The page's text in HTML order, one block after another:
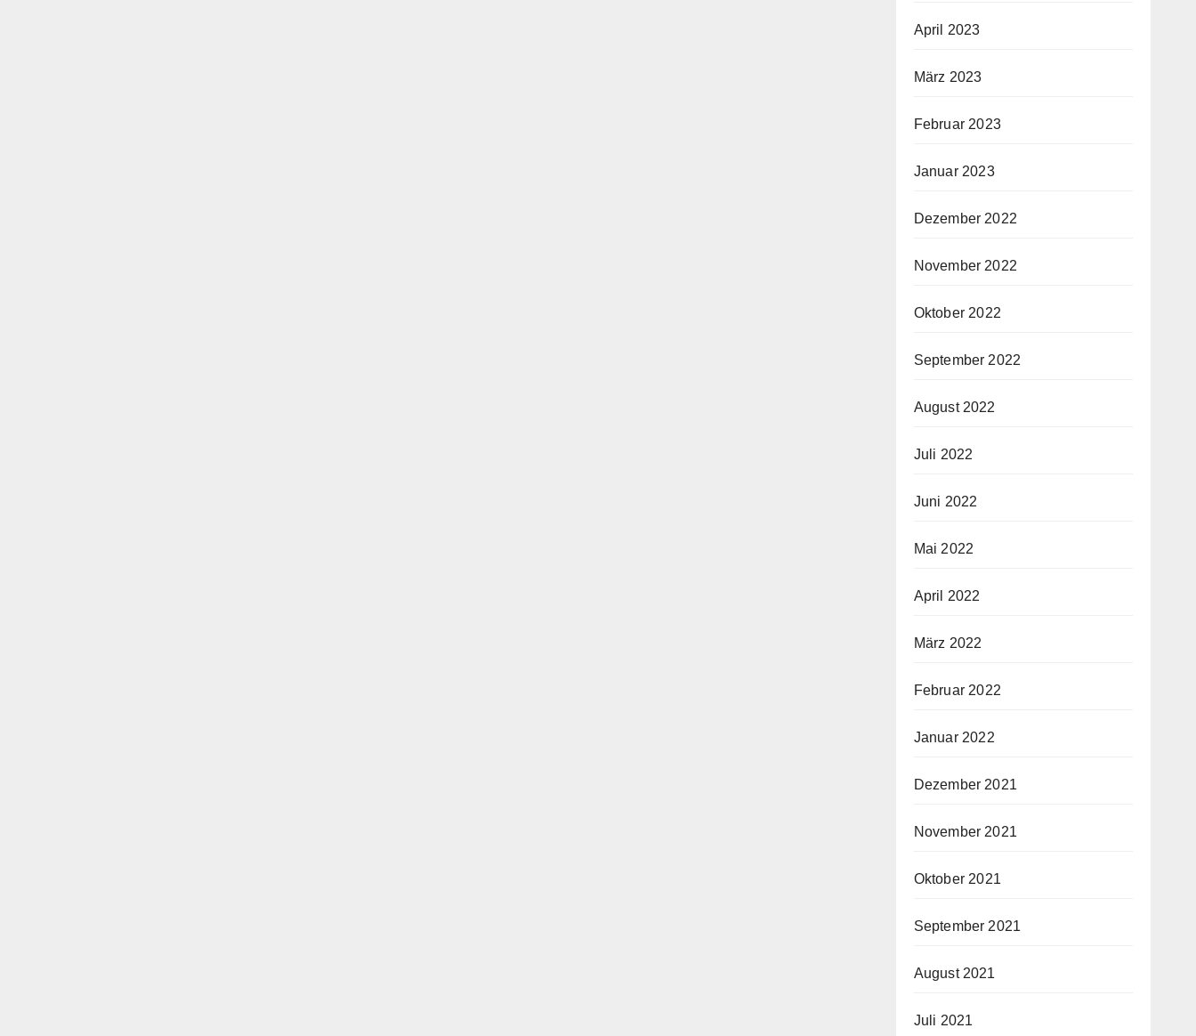
April 2023
März 2023
Februar 2023
Januar 2023
Dezember 2022
November 2022
Oktober 2022
September 2022
August 2022
Juli 2022
Juni 2022
Mai 2022
April 2022
März 2022
Februar 2022
Januar 2022
Dezember 2021
November 2021
Oktober 2021
September 2021
August 2021
Juli 2021